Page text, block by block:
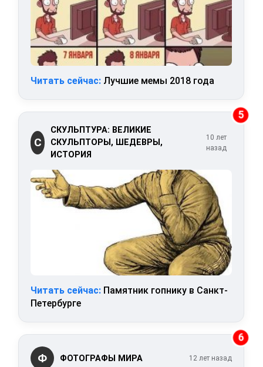
Читать сейчас: Лучшие мемы 2018 года
5
С
СКУЛЬПТУРА: ВЕЛИКИЕ
СКУЛЬПТОРЫ, ШЕДЕВРЫ,
ИСТОРИЯ
10 лет
назад
Читать сейчас: Памятник гопнику в Санкт-
Петербурге
6
Ф ФОТОГРАФЫ МИРА 12 лет назад